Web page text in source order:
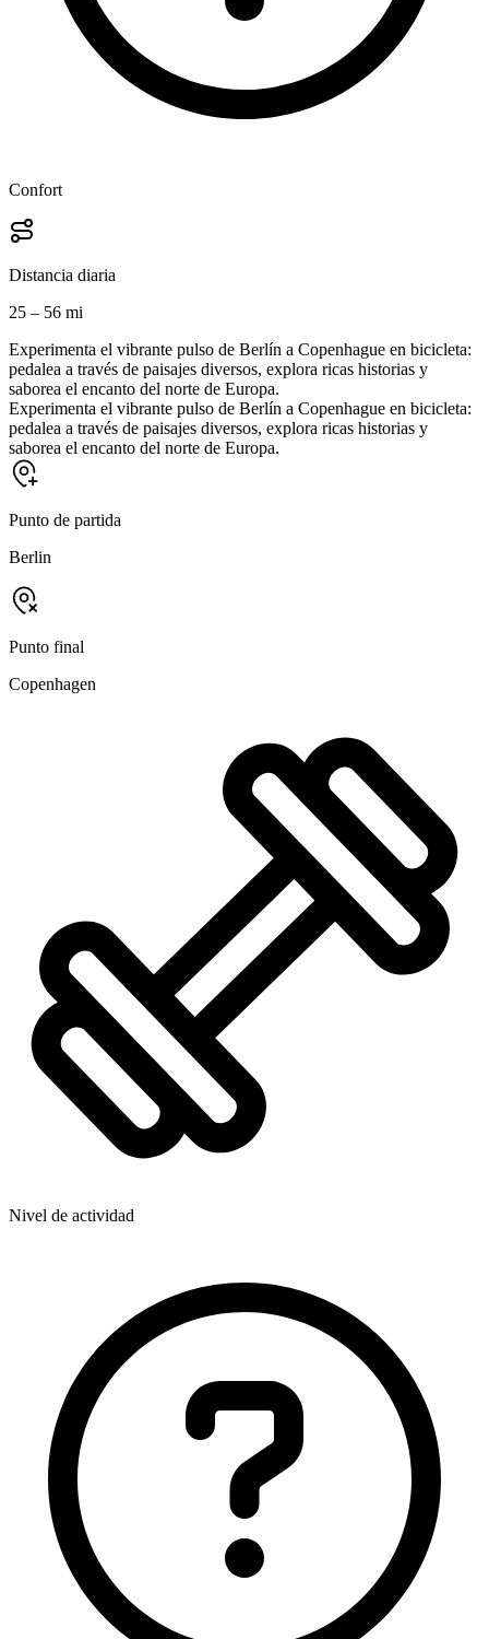
Confort
Distancia diaria
25 – 56 mi
Experimenta el vibrante pulso de Berlín a Copenhague en bicicleta:
pedalea a través de paisajes diversos, explora ricas historias y
saborea el encanto del norte de Europa.
Experimenta el vibrante pulso de Berlín a Copenhague en bicicleta:
pedalea a través de paisajes diversos, explora ricas historias y
saborea el encanto del norte de Europa.
Punto de partida
Berlin
Punto final
Copenhagen
Nivel de actividad